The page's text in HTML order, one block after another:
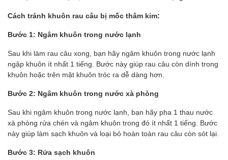
Cách tránh khuôn rau câu bị mốc thâm kim:
Bước 1: Ngâm khuôn trong nước lạnh
Sau khi làm rau câu xong, bạn hãy ngâm khuôn trong nước lạnh
ngập khuôn ít nhất 1 tiếng. Bước này giúp rau câu còn dính trong
khuôn hoặc trên mặt khuôn tróc ra dễ dàng hơn.
Bước 2: Ngâm khuôn trong nước xà phòng
Sau khi ngâm khuôn trong nước lạnh, bạn hãy pha 1 thau nước
xà phòng rửa chén và ngâm khuôn trong đó ít nhất 1 tiếng. Bước
này giúp làm sạch khuôn và loại bỏ hoàn toàn rau câu còn sót lại.
Bước 3: Rửa sạch khuôn